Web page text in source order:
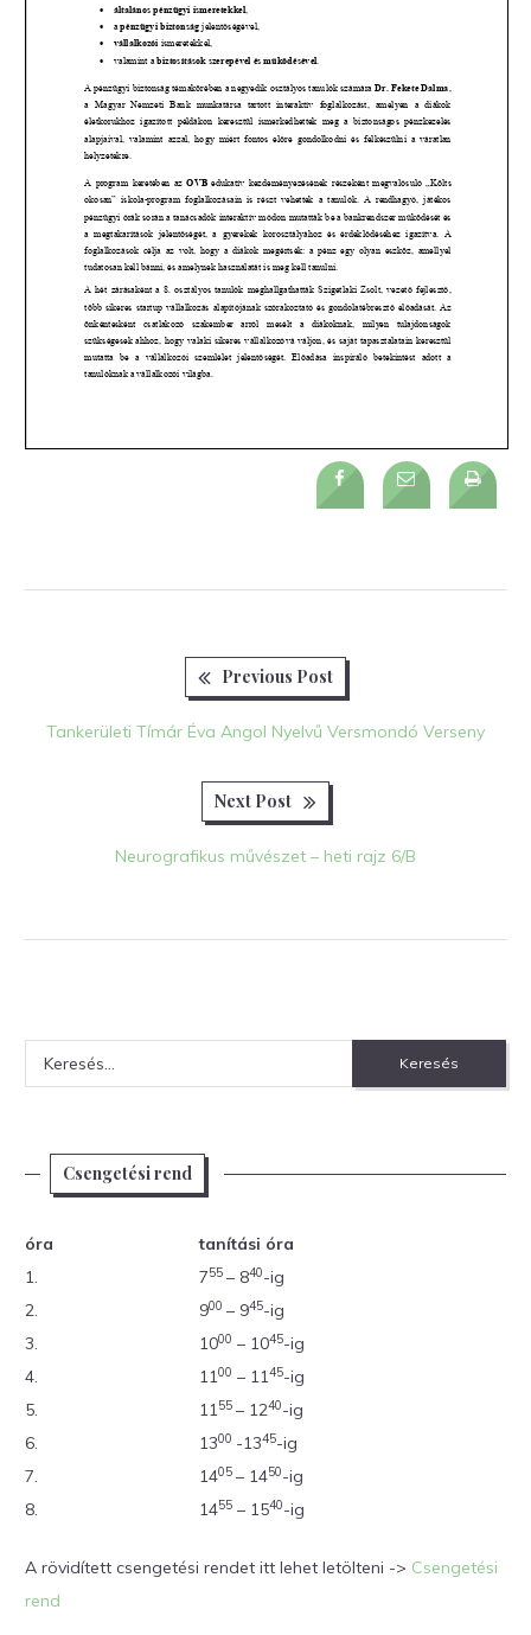
navigáció
Previous Post
Tankerületi Tímár Éva Angol Nyelvű Versmondó Verseny
Next Post
Neurografikus művészet – heti rajz 6/B
Keresés:
Csengetési rend
óra
tanítási óra
1.
755 – 840-ig
2.
900 – 945-ig
3.
1000 – 1045-ig
4.
1100 – 1145-ig
5.
1155 – 1240-ig
6.
1300 -1345-ig
7.
1405 – 1450-ig
8.
1455 – 1540-ig
A rövidített csengetési rendet itt lehet letölteni -> Csengetési
rend